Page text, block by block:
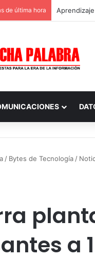
de última hora
/ Bytes de Tecnología /
a